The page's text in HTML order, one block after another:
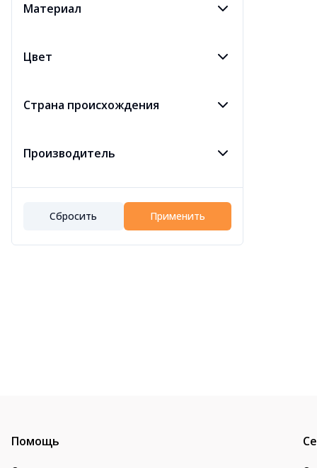
Материал
Цвет
Страна происхождения
Производитель
Сбросить Применить
Помощь